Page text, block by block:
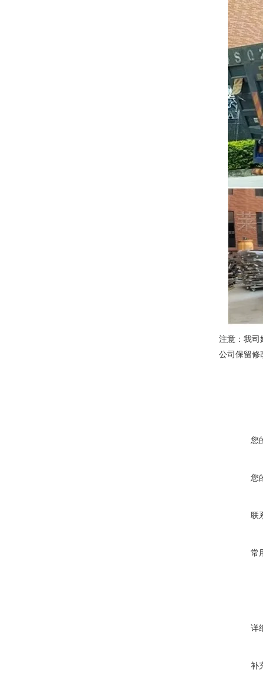
注意：我司
公司保留修
您
您
联
常
详
补